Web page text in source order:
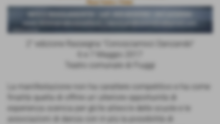
2° edizione Rassegna "Conosciamoci Danzando"
6 e 7 Maggio 2017
Teatro comunale di Fiuggi
La manifestazione non ha carattere competitivo e ha come
finalità quella di offrire un´ulteriore opportunità di
esperienza scenica per gli/le allievi/e delle scuole e le
associazioni di danza con in più la possibilità di